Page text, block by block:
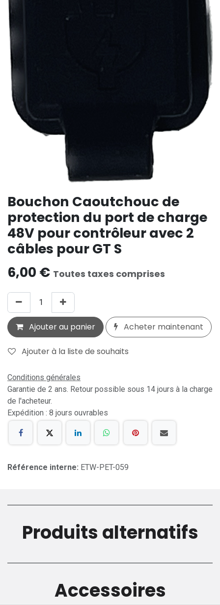
Bouchon Caoutchouc de
protection du port de charge
48V pour contrôleur avec 2
câbles pour GT S
6,00 € Toutes taxes comprises
Ajouter au panier Acheter maintenant
Ajouter à la liste de souhaits
Conditions générales
Garantie de 2 ans. Retour possible sous 14 jours à la charge
de l'acheteur.
Expédition : 8 jours ouvrables
Référence interne: ETW-PET-059
Produits alternatifs
Accessoires